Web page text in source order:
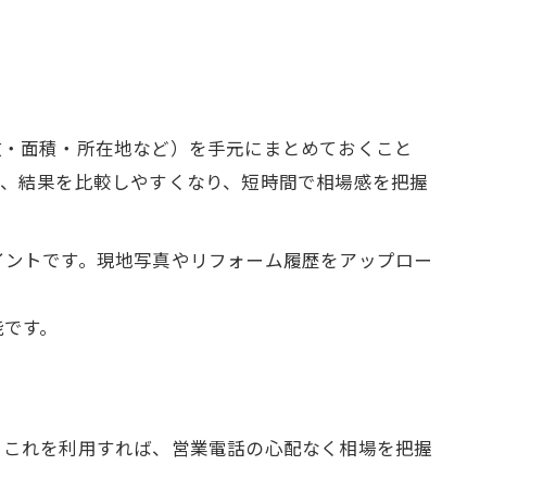
面積・所在地など）を手元にまとめておくこと
結果を比較しやすくなり、短時間で相場感を把握
トです。現地写真やリフォーム履歴をアップロー
す。
れを利用すれば、営業電話の心配なく相場を把握